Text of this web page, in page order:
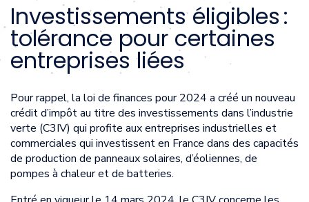
Investissements éligibles :
tolérance pour certaines
entreprises liées
Pour rappel, la loi de finances pour 2024 a créé un nouveau
crédit d’impôt au titre des investissements dans l’industrie
verte (C3IV) qui profite aux entreprises industrielles et
commerciales qui investissent en France dans des capacités
de production de panneaux solaires, d’éoliennes, de
pompes à chaleur et de batteries.